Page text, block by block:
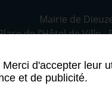
Mairie de
de l’Hôtel de Ville -
d'accepter leur
et de publicité.